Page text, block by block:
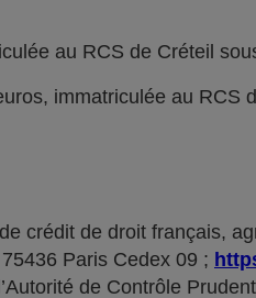
au RCS de Créteil
immatriculée au RCS
crédit de droit français,
Paris Cedex 09 ;
de Contrôle